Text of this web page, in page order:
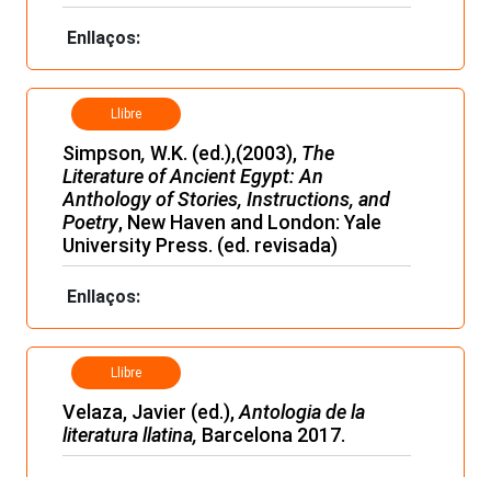
Enllaços:
Llibre
Simpson, W.K. (ed.),(2003), The
Literature of Ancient Egypt: An
Anthology of Stories, Instructions, and
Poetry, New Haven and London: Yale
University Press. (ed. revisada)
Enllaços:
Llibre
Velaza, Javier (ed.),Antologia de la
literatura llatina, Barcelona 2017.